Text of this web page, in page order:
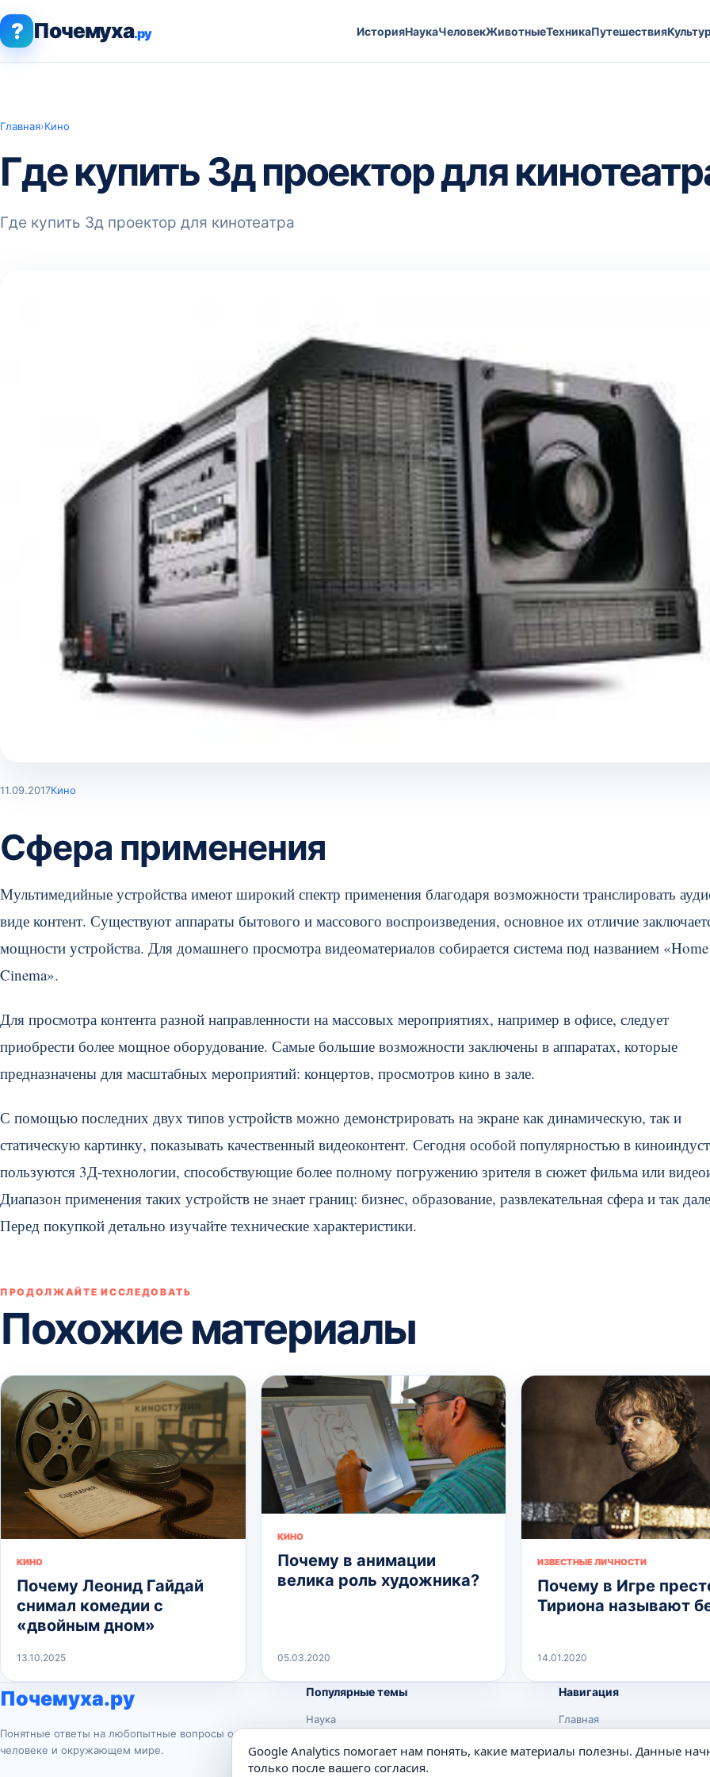
? Почемуха.ру ИсторияНаукаЧеловекЖивотныеТехникаПутешествия
Главная›Кино
Где купить 3д проектор для
Где купить 3д проектор для кинотеатра
11.09.2017Кино
Сфера применения
Мультимедийные устройства имеют широкий спектр применения благодаря возможности транслировать
виде контент. Существуют аппараты бытового и массового воспроизведения, основное их отличие
мощности устройства. Для домашнего просмотра видеоматериалов собирается система под названием «Home
Cinema».
Для просмотра контента разной направленности на массовых мероприятиях, например в офисе, следует
приобрести более мощное оборудование. Самые большие возможности заключены в аппаратах, которые
предназначены для масштабных мероприятий: концертов, просмотров кино в зале.
С помощью последних двух типов устройств можно демонстрировать на экране как динамическую, так и
статическую картинку, показывать качественный видеоконтент. Сегодня особой популярностью в
пользуются 3Д-технологии, способствующие более полному погружению зрителя в сюжет фильма или
Диапазон применения таких устройств не знает границ: бизнес, образование, развлекательная сфера и так
Перед покупкой детально изучайте технические характеристики.
ПРОДОЛЖАЙТЕ ИССЛЕДОВАТЬ
Похожие материалы
КИНО
Почему Леонид Гайдай
снимал комедии с
«двойным дном»
13.10.2025
КИНО
Почему в анимации
велика роль художника?
05.03.2020
ИЗВЕСТНЫЕ ЛИЧНОСТИ
Почему в Игре
Тириона называют
14.01.2020
Почемуха.ру
Понятные ответы на любопытные вопросы о
человеке и окружающем мире.
Популярные темы
Наука
Животные
Навигация
Главная
Google Analytics помогает нам понять, какие материалы полезны. Данные
только после вашего согласия.